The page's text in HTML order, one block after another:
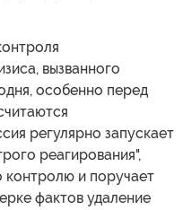
вызванного
особенно перед
регулярно запускает
реагирования",
контролю и поручает
фактов удаление